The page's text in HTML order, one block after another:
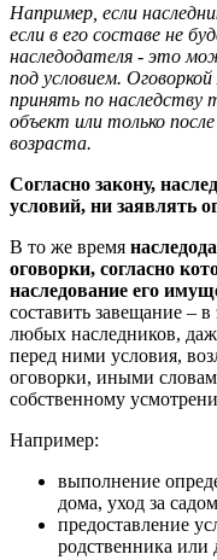
Например, если
если в его составе не
наследодателя - это
под условием.
принять по наследству
объект или только
возраста.
Согласно закону,
условий, ни заявлять
В то же время
оговорки, согласно
наследование его
составить завещание –
любых наследников,
перед ними условия,
оговорки, иными
собственному
Например:
выполнение
дома, уход за
предоставление
родственника или